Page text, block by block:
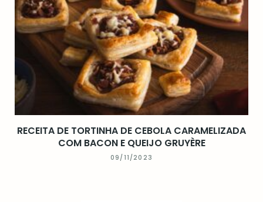
RECEITA DE TORTINHA DE CEBOLA CARAMELIZADA
COM BACON E QUEIJO GRUYÈRE
09/11/2023